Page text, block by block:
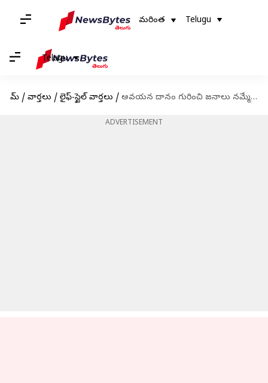
మరింత Telugu
Telugu
హోమ్ / వార్తలు / లైఫ్-స్టైల్ వార్తలు / అవయన దానం గురించి జనాలు నమ్మే ఈ నమ్మకాలను ఇప్పుడే వదిలిపెట్టండి
ADVERTISEMENT